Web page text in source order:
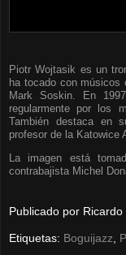
Piotr Wojtasik es un
ha tocado con
Mark Soskin. En
regularmente por los
También destaca en
profesor de la Katowice
La imagen está
contrabajista Michel
Publicado por Ricardo
Etiquetas: Boguijazz